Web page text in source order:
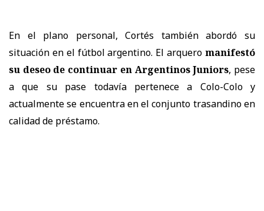
En el plano personal, Cortés también abordó su
situación en el fútbol argentino. El arquero manifestó
su deseo de continuar en Argentinos Juniors, pese
a que su pase todavía pertenece a Colo-Colo y
actualmente se encuentra en el conjunto trasandino en
calidad de préstamo.